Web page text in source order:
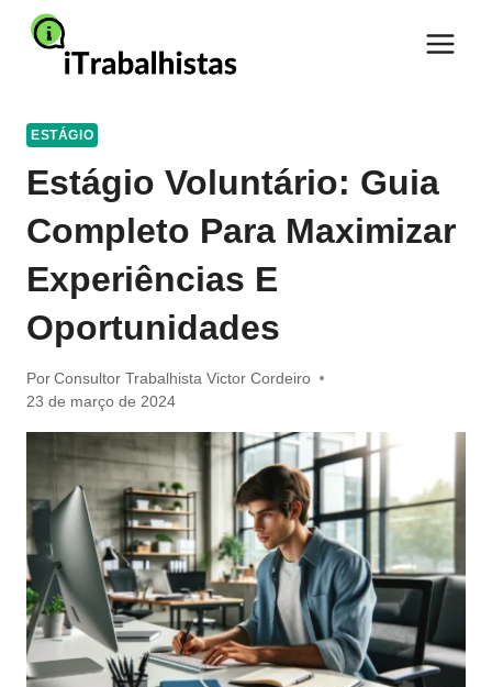
Pular
para
ESTÁGIO
Estágio Voluntário: Guia
Completo Para Maximizar
Experiências E
Oportunidades
Por Consultor Trabalhista Victor Cordeiro
23 de março de 2024